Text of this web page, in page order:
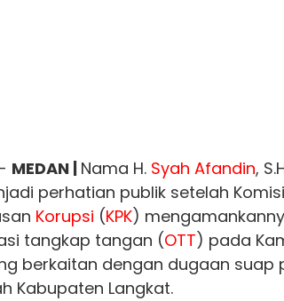
- MEDAN | Nama H. Syah Afandin,
perhatian publik setelah Komisi
Korupsi (KPK)
tangkap tangan (OTT) pada
berkaitan dengan dugaan suap
Kabupaten Langkat.